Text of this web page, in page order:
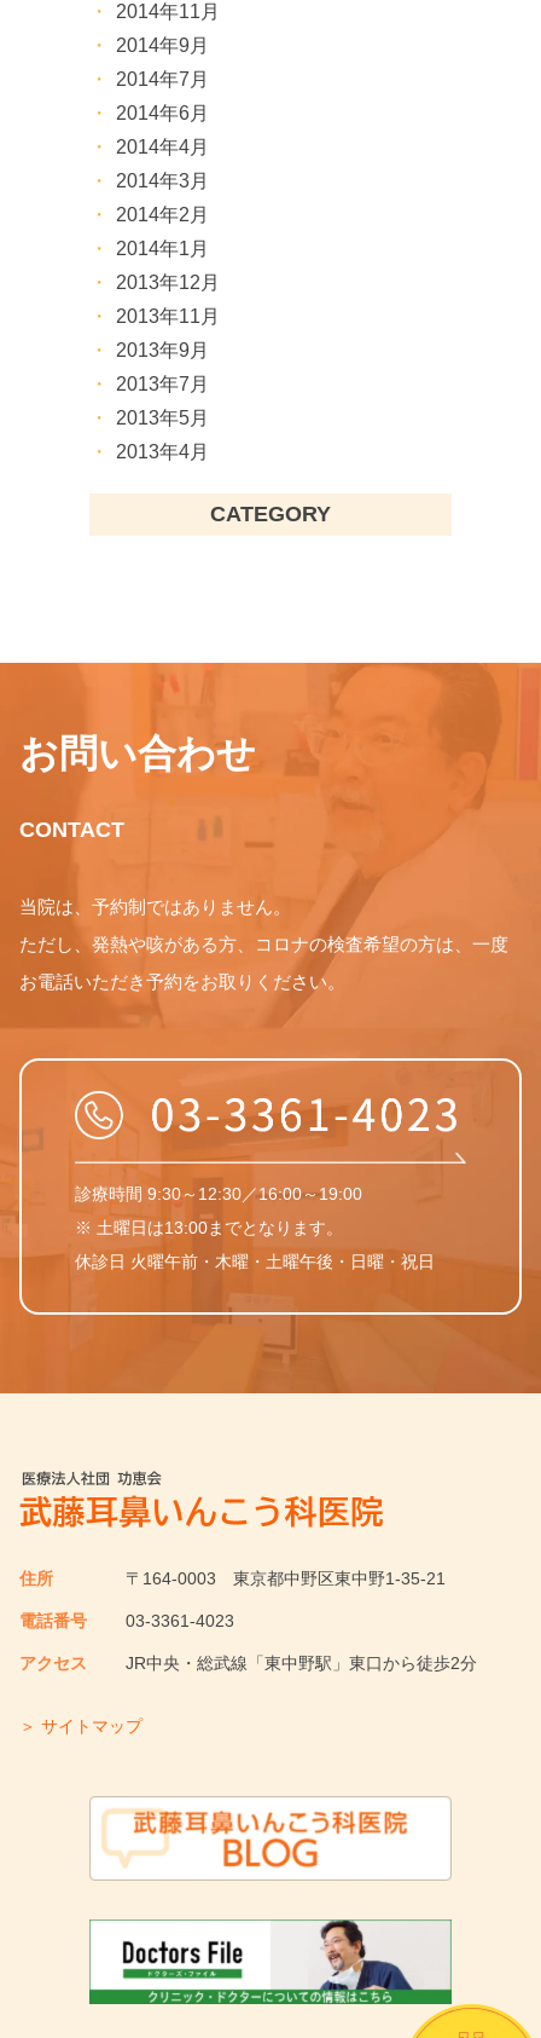
2014年11月
2014年9月
2014年7月
2014年6月
2014年4月
2014年3月
2014年2月
2014年1月
2013年12月
2013年11月
2013年9月
2013年7月
2013年5月
2013年4月
CATEGORY
お問い合わせ
CONTACT
当院は、予約制ではありません。
ただし、発熱や咳がある方、コロナの検査希望の方は、一度
お電話いただき予約をお取りください。
診療時間 9:30～12:30／16:00～19:00
※ 土曜日は13:00までとなります。
休診日 火曜午前・木曜・土曜午後・日曜・祝日
住所 〒164-0003 東京都中野区東中野1-35-21
電話番号 03-3361-4023
アクセス JR中央・総武線「東中野駅」東口から徒歩2分
＞ サイトマップ